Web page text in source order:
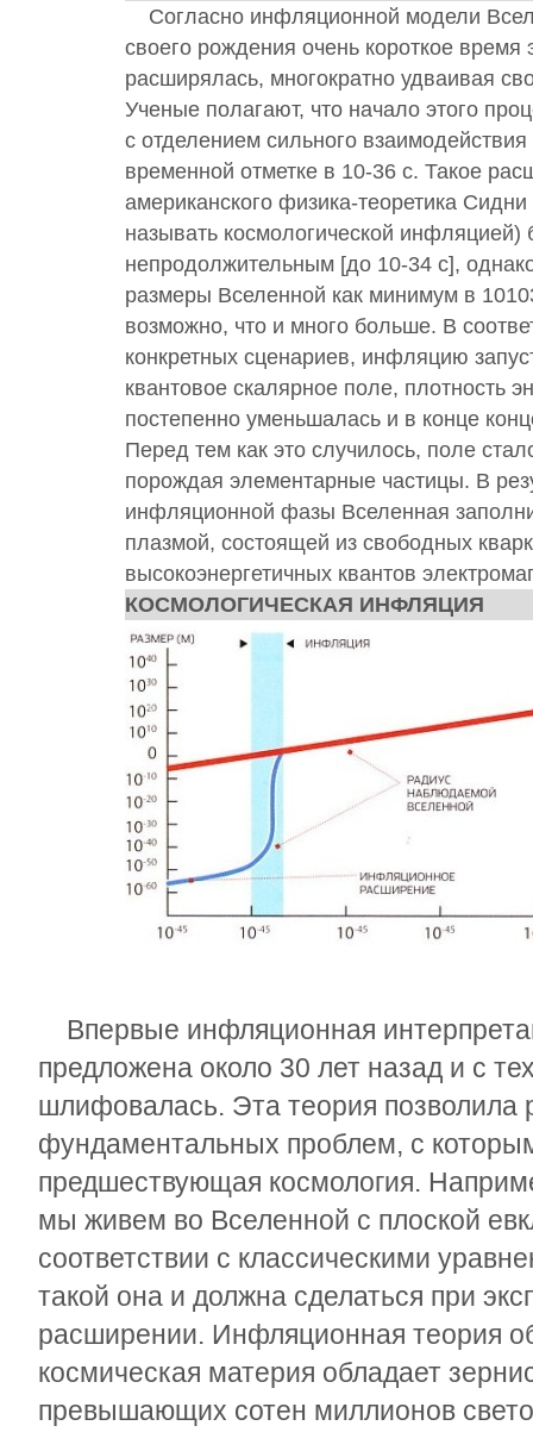
Согласно инфляционной модели
своего рождения очень короткое время
расширялась, многократно удваивая
Ученые полагают, что начало этого
с отделением сильного
временной отметке в 10-36с. Такое
американского физика-теоретика
называть космологической инфляцией)
непродолжительным [до 10-34с],
размеры Вселенной как минимум в 1010
возможно, что и много больше. В
конкретных сценариев, инфляцию
квантовое скалярное поле, плотность
постепенно уменьшалась и в конце
Перед тем как это случилось, поле
порождая элементарные частицы. В
инфляционной фазы Вселенная
плазмой, состоящей из свободных
высокоэнергетичных квантов
КОСМОЛОГИЧЕСКАЯ ИНФЛЯЦИЯ
Впервые инфляционная
предложена около 30 лет назад и с
шлифовалась. Эта теория позволила
фундаментальных проблем, с
предшествующая космология.
мы живем во Вселенной с плоской
соответствии с классическими
такой она и должна сделаться при
расширении. Инфляционная теория
космическая материя обладает
превышающих сотен миллионов